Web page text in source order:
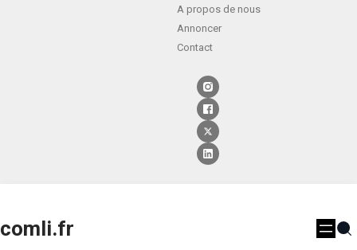
A propos de nous
Annoncer
Contact
comli.fr